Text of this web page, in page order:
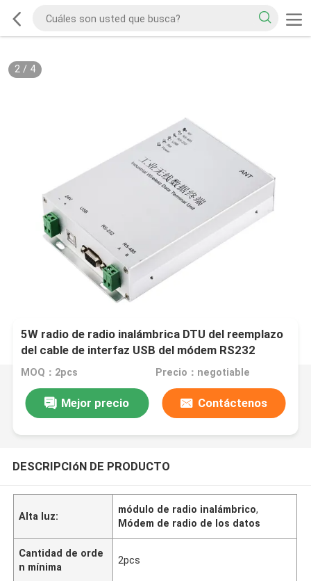
2/ 4
5W radio de radio inalámbrica DTU del reemplazo
del cable de interfaz USB del módem RS232
RS485
MOQ：2pcs Precio：negotiable
Mejor precio Contáctenos
DESCRIPCIóN DE PRODUCTO
Alta luz:
módulo de radio inalámbrico,
Módem de radio de los datos
Cantidad de orde
n mínima
2pcs